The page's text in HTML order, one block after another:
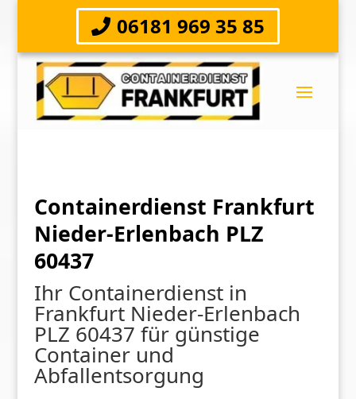
06181 969 35 85
Containerdienst Frankfurt
Nieder-Erlenbach PLZ
60437
Ihr Containerdienst in
Frankfurt Nieder-Erlenbach
PLZ 60437 für günstige
Container und
Abfallentsorgung